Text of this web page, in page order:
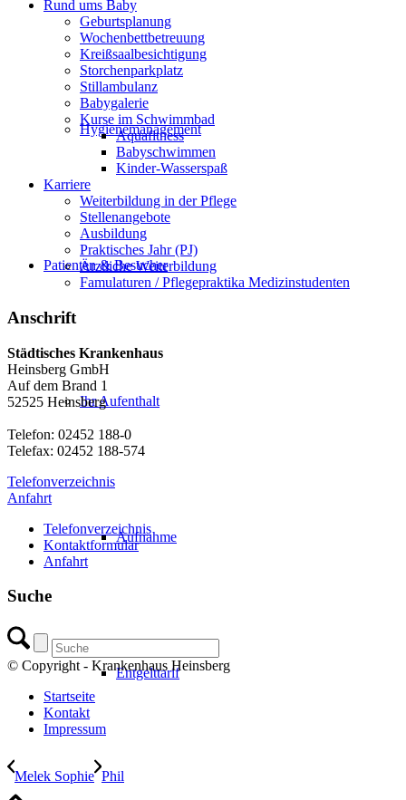
Hygienemanagement
Patienten & Besucher
Ihr Aufenthalt
Aufnahme
Entgelttarif
Rund ums Baby
Geburtsplanung
Wochenbettbetreuung
Kreißsaalbesichtigung
Storchenparkplatz
Stillambulanz
Babygalerie
Kurse im Schwimmbad
Aquafitness
Babyschwimmen
Kinder-Wasserspaß
Karriere
Weiterbildung in der Pflege
Stellenangebote
Ausbildung
Praktisches Jahr (PJ)
Ärztliche Weiterbildung
Famulaturen / Pflegepraktika Medizinstudenten
Anschrift
Städtisches Krankenhaus
Heinsberg GmbH
Auf dem Brand 1
52525 Heinsberg
Telefon: 02452 188-0
Telefax: 02452 188-574
Telefonverzeichnis
Anfahrt
Telefonverzeichnis
Kontaktformular
Anfahrt
Suche
© Copyright - Krankenhaus Heinsberg
Startseite
Kontakt
Impressum
Melek Sophie Phil